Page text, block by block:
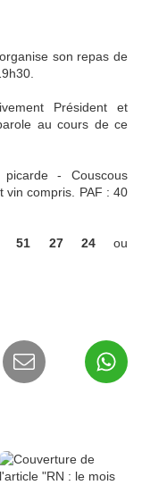
son repas de
Président et
au cours de ce
- Couscous
vin compris. PAF : 40
51 27 24ou